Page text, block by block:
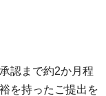
認まで約2か月程
を持ったご提出を